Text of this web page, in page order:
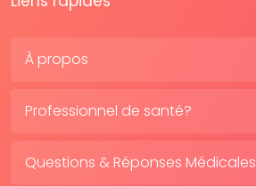
À propos
Professionnel de santé?
Questions & Réponses Médicales